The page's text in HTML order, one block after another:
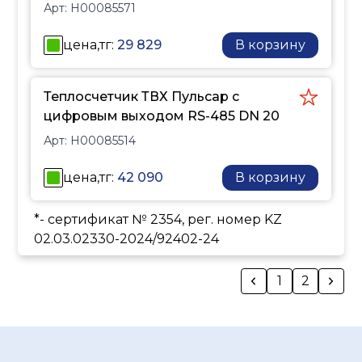
горячего
водоснабжения, как
счетчик горячей воды,
определяющий объем
воды, температура
Арт: H00085571
цена,тг:29 829 В корзину
Теплосчетчик ТВХ Пульсар с
цифровым выходом RS-485 DN 20
Арт: H00085514
цена,тг: 42 090 В корзину
*- сертификат № 2354, рег. номер KZ
02.03.02330-2024/92402-24
1 2